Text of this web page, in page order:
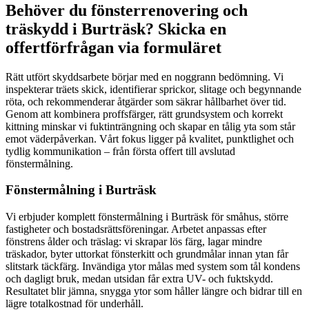
Behöver du fönsterrenovering och
träskydd i Burträsk? Skicka en
offertförfrågan via formuläret
Rätt utfört skyddsarbete börjar med en noggrann bedömning. Vi
inspekterar träets skick, identifierar sprickor, slitage och begynnande
röta, och rekommenderar åtgärder som säkrar hållbarhet över tid.
Genom att kombinera proffsfärger, rätt grundsystem och korrekt
kittning minskar vi fuktinträngning och skapar en tålig yta som står
emot väderpåverkan. Vårt fokus ligger på kvalitet, punktlighet och
tydlig kommunikation – från första offert till avslutad
fönstermålning.
Fönstermålning i Burträsk
Vi erbjuder komplett fönstermålning i Burträsk för småhus, större
fastigheter och bostadsrättsföreningar. Arbetet anpassas efter
fönstrens ålder och träslag: vi skrapar lös färg, lagar mindre
träskador, byter uttorkat fönsterkitt och grundmålar innan ytan får
slitstark täckfärg. Invändiga ytor målas med system som tål kondens
och dagligt bruk, medan utsidan får extra UV- och fuktskydd.
Resultatet blir jämna, snygga ytor som håller längre och bidrar till en
lägre totalkostnad för underhåll.